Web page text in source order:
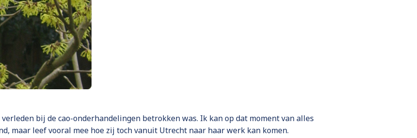
bij de cao-onderhandelingen betrokken was. Ik kan op dat moment van alles
maar leef vooral mee hoe zij toch vanuit Utrecht naar haar werk kan komen.